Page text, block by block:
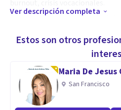
Además, de trabajar en el
Ver descripción completa
Estos son otros
Maria De
San Francisco